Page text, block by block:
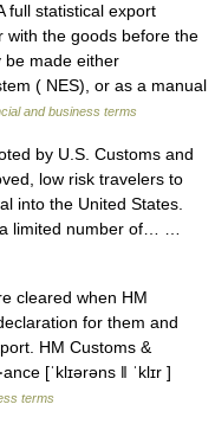
full statistical export
with the goods before the
be made either
( NES), or as a manual
and business terms
by U.S. Customs and
low risk travelers to
into the United States.
a limited number of… …
cleared when HM
for them and
HM Customs &
[ˈklɪərəns ǁ ˈklɪr ]
terms